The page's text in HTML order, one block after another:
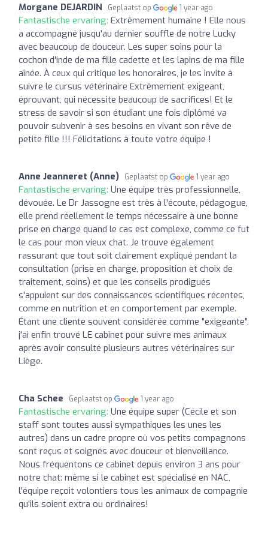
Morgane DEJARDIN Geplaatst op 1 year ago
Fantastische ervaring: Extrêmement humaine ! Elle nous
a accompagné jusqu'au dernier souffle de notre Lucky
avec beaucoup de douceur. Les super soins pour la
cochon d'inde de ma fille cadette et les lapins de ma fille
aînée. À ceux qui critique les honoraires, je les invite à
suivre le cursus vétérinaire Extrêmement exigeant,
éprouvant, qui nécessite beaucoup de sacrifices! Et le
stress de savoir si son étudiant une fois diplômé va
pouvoir subvenir à ses besoins en vivant son rêve de
petite fille !!! Félicitations à toute votre équipe !
Anne Jeanneret (Anne) Geplaatst op 1 year ago
Fantastische ervaring: Une équipe très professionnelle,
dévouée. Le Dr Jassogne est très à l'écoute, pédagogue,
elle prend réellement le temps nécessaire à une bonne
prise en charge quand le cas est complexe, comme ce fut
le cas pour mon vieux chat. Je trouve également
rassurant que tout soit clairement expliqué pendant la
consultation (prise en charge, proposition et choix de
traitement, soins) et que les conseils prodigués
s'appuient sur des connaissances scientifiques récentes,
comme en nutrition et en comportement par exemple.
Étant une cliente souvent considérée comme "exigeante",
j'ai enfin trouvé LE cabinet pour suivre mes animaux
après avoir consulté plusieurs autres vétérinaires sur
Liège.
Cha Schee Geplaatst op 1 year ago
Fantastische ervaring: Une équipe super (Cécile et son
staff sont toutes aussi sympathiques les unes les
autres) dans un cadre propre où vos petits compagnons
sont reçus et soignés avec douceur et bienveillance.
Nous fréquentons ce cabinet depuis environ 3 ans pour
notre chat: même si le cabinet est spécialisé en NAC,
l'équipe reçoit volontiers tous les animaux de compagnie
qu'ils soient extra ou ordinaires!